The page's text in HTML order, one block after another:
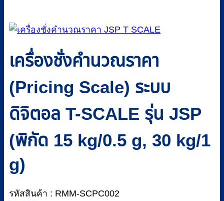
เครื่องชั่งคำนวณราคา
(Pricing Scale) ระบบ
ดิจิตอล T-SCALE รุ่น JSP
(พิกัด 15 kg/0.5 g, 30 kg/1
g)
รหัสสินค้า : RMM-SCPC002